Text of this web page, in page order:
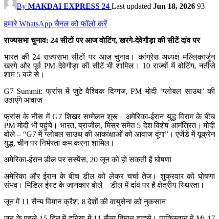
By MAKDAI EXPRESS 24 Last updated Jun 18, 2026 93
हमारे WhatsApp चैनल को फॉलो करें
राज्यसभा चुनाव: 24 सीटों पर आज वोटिंग, खरगे-देवेगौड़ा की सीटें दांव पर
भारत की 24 राज्यसभा सीटों पर आज चुनाव। कांग्रेस अध्यक्ष मल्लिकार्जुन
खरगे और पूर्व PM देवेगौड़ा की सीटें भी शामिल। 10 राज्यों में वोटिंग, नतीजे
शाम 5 बजे से।
G7 Summit: फ्रांस में जुटे वैश्विक दिग्गज, PM मोदी ‘ग्लोबल साउथ’ की
उठाएंगे आवाज
फ्रांस के नीस में G7 शिखर सम्मेलन शुरू। अमेरिका-ईरान युद्ध विराम के बीच
PM मोदी भी पहुंचे। भारत, ब्राजील, मिस्र समेत 5 देश विशेष आमंत्रित। मोदी
बोले – “G7 में ग्लोबल साउथ की आकांक्षाओं को आवाज दूंगा”। एजेंडे में यूक्रेन
युद्ध, चीन पर निर्भरता कम करना शामिल।
अमेरिका-ईरान डील पर सस्पेंस, 20 जून को हो सकती है घोषणा
अमेरिका और ईरान के बीच डील को लेकर चर्चा तेज। शुक्रवार को घोषणा
संभव। मिडिल ईस्ट के जानकार बोले – डील में दांव पर है क्षेत्रीय स्थिरता।
जून में 11 सैन्य विमान क्रैश, 8 देशों की वायुसेना को नुकसान